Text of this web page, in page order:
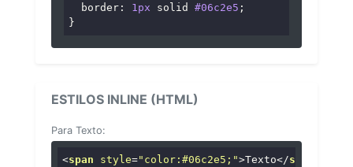
border : 1px solid #06c2e5 ;
}
ESTILOS INLINE (HTML)
Para Texto:
<span style="color:#06c2e5;">Texto</span